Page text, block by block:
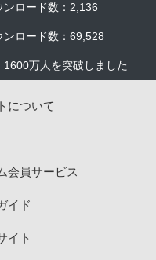
ンロード数：2,136
ンロード数：69,528
1600万人を突破しました
について
会員サービス
イド
イト